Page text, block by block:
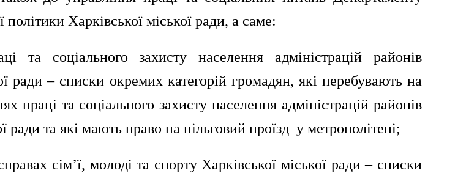
політики Харківської міської ради, а саме:
та соціального захисту населення адміністрацій районів
ради – списки окремих категорій громадян, які перебувають на
праці та соціального захисту населення адміністрацій районів
ради та які мають право на пільговий проїзд у метрополітені;
сім’ї, молоді та спорту Харківської міської ради – списки